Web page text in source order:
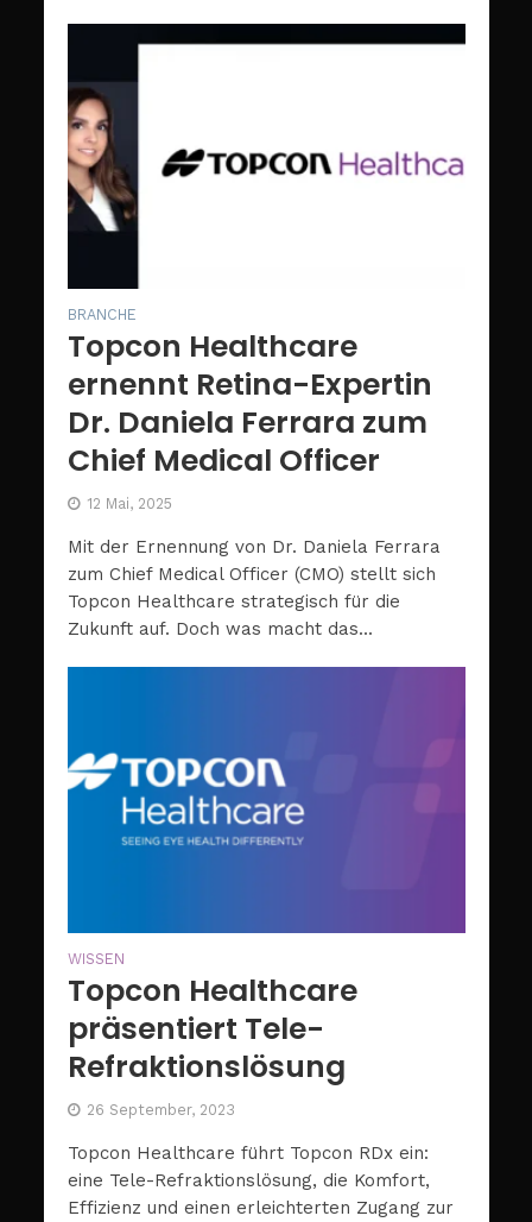
BRANCHE
Topcon Healthcare
ernennt Retina-Expertin
Dr. Daniela Ferrara zum
Chief Medical Officer
12 Mai, 2025
Mit der Ernennung von Dr. Daniela Ferrara
zum Chief Medical Officer (CMO) stellt sich
Topcon Healthcare strategisch für die
Zukunft auf. Doch was macht das...
WISSEN
Topcon Healthcare
präsentiert Tele-
Refraktionslösung
26 September, 2023
Topcon Healthcare führt Topcon RDx ein:
eine Tele-Refraktionslösung, die Komfort,
Effizienz und einen erleichterten Zugang zur